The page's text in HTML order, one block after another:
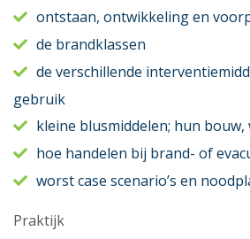
ontstaan, ontwikkeling en
de brandklassen
de verschillende
gebruik
kleine blusmiddelen; hun
hoe handelen bij brand- of
worst case scenario’s en
Praktijk